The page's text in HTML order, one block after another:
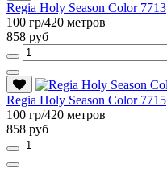
Regia Holy Season Color 7713
100 гр/420 метров
858 руб
Regia Holy Season Color 7715
100 гр/420 метров
858 руб